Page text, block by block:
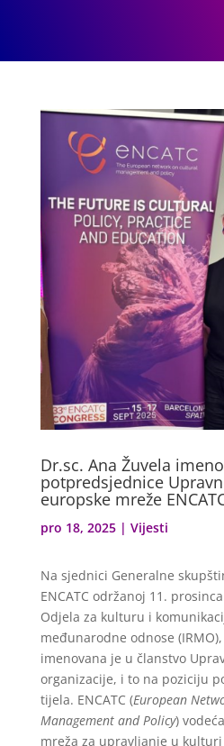
Dr.sc. Ana Žuvela
potpredsjednice
europske mreže
pro 18, 2025| Vijesti
Na sjednici Generalne
ENCATC održanoj 11.
Odjela za kulturu i
međunarodne odnose
imenovana je u članstvo
organizacije, i to na poziciju
tijela. ENCATC (European
Management and Policy)
mreža za upravljanje u